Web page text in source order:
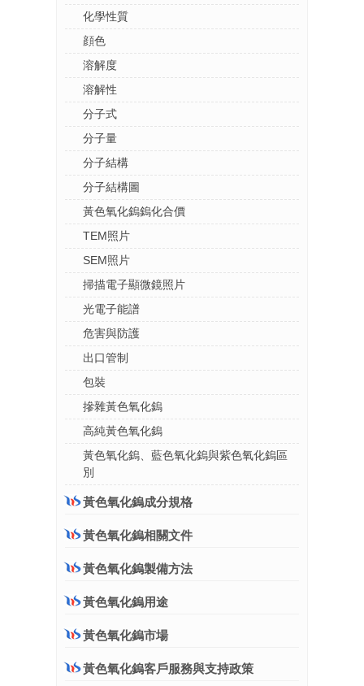
化學性質
顔色
溶解度
溶解性
分子式
分子量
分子結構
分子結構圖
黃色氧化鎢鎢化合價
TEM照片
SEM照片
掃描電子顯微鏡照片
光電子能譜
危害與防護
出口管制
包裝
摻雜黃色氧化鎢
高純黃色氧化鎢
黃色氧化鎢、藍色氧化鎢與紫色氧化鎢區
別
黃色氧化鎢成分規格
黃色氧化鎢相關文件
黃色氧化鎢製備方法
黃色氧化鎢用途
黃色氧化鎢市場
黃色氧化鎢客戶服務與支持政策